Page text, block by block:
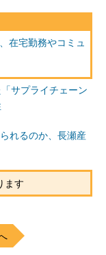
在宅勤務やコミュ
サプライチェーン
れるのか、長瀬産
ます